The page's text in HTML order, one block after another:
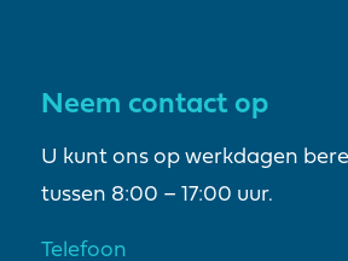
Neem contact op
U kunt ons op werkdagen
tussen 8:00 – 17:00 uur.
Telefoon